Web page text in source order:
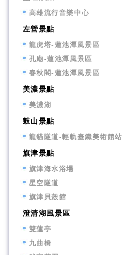
高雄流行音樂中心
左營景點
龍虎塔-蓮池潭風景區
孔廟-蓮池潭風景區
春秋閣-蓮池潭風景區
美濃景點
美濃湖
鼓山景點
龍貓隧道-輕軌臺鐵美術館站
旗津景點
旗津海水浴場
星空隧道
旗津貝殼館
澄清湖風景區
雙蓮亭
九曲橋